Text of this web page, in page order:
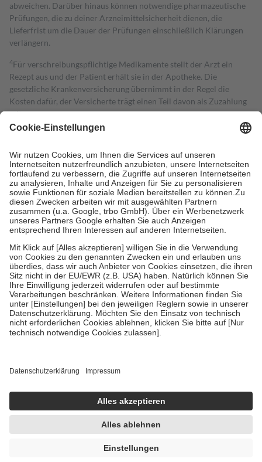
abweichen. Darüber hinaus können notwendige pharmazeutische
Prüfungen, die zu deiner Arzneimittelsicherheit dienen, die
Lieferfrist um die Dauer der Prüfungen einschließlich Klärungen
verlängern.
4Für verschreibungspflichtige Medikamente stellt der Arzt ein
Rezept aus und der Patient erhält sie in der Apotheke. Die
gesetzliche Krankenversicherung übernimmt in der Regel die
Kosten dafür, der Versicherte trägt einen Teil davon als Zuzahlung
mit.
Grundsätzlich leisten Mitglieder Zuzahlungen in Höhe von zehn
höchstens zehn Euro.
Es sind jedoch nie mehr als die tatsächlichen
Kosten der Leistung zu entrichten.
Diese Regeln gelten grundsätzlich auch für Online-Apotheken.
Bei Heilmitteln und häuslicher Krankenpflege beträgt die
Zuzahlung zehn Prozent der Kosten sowie zehn Euro je
Verordnung.
Um das Engagement der Versicherten für ihre eigene Gesundheit zu
stärken und die besondere Stellung der Familie zu unterstützen,
fallenkeine Zuzahlungenan bei:
• Kindern und Jugendlichen bis zum vollendeten 18. Lebensjahr
mit Ausnahme der Fahrkosten
• Untersuchungen zur Vorsorge und Früherkennung, die von der
GKV getragen werden
• empfohlenen Schutzimpfungen
• Harn- und Blutteststreifen
getroffen, um sicherzustellen, dass es sich um echte Bewertungen
https://help.etrusted.com/hc/de/articles/4419944605341
Einige Bilder und Inhalte wurden unter Zuhilfenahme künstlicher